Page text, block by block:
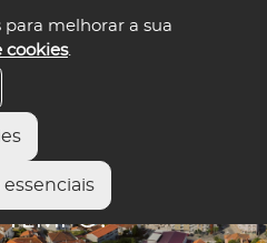
para melhorar a sua
cookies.